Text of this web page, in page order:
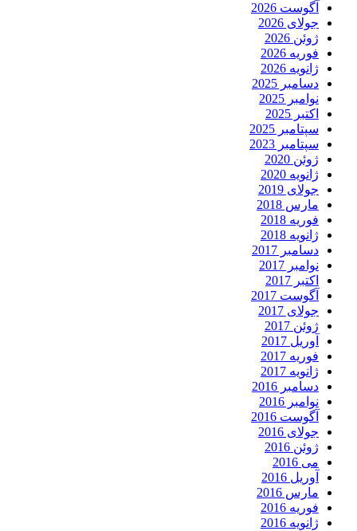
آگوست 2026
جولای 2026
ژوئن 2026
فوریه 2026
ژانویه 2026
دسامبر 2025
نوامبر 2025
اکتبر 2025
سپتامبر 2025
سپتامبر 2023
ژوئن 2020
ژانویه 2020
جولای 2019
مارس 2018
فوریه 2018
ژانویه 2018
دسامبر 2017
نوامبر 2017
اکتبر 2017
آگوست 2017
جولای 2017
ژوئن 2017
آوریل 2017
فوریه 2017
ژانویه 2017
دسامبر 2016
نوامبر 2016
آگوست 2016
جولای 2016
ژوئن 2016
می 2016
آوریل 2016
مارس 2016
فوریه 2016
ژانویه 2016